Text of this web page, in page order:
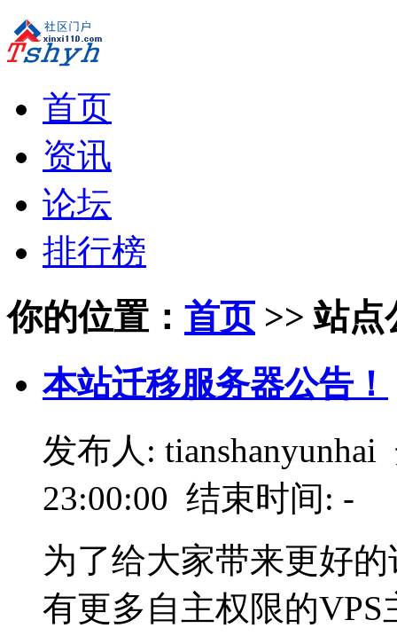
首页
资讯
论坛
排行榜
你的位置： 首页>> 站点
本站迁移服务器公告！
发布人:
23:00:00 结束时间: -
为了给大家带来更好
有更多自主权限的